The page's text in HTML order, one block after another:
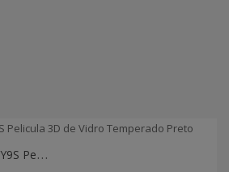
H
uawei P Smart Z / Y9S Pelicula 3D de Vidro Temperado Preto